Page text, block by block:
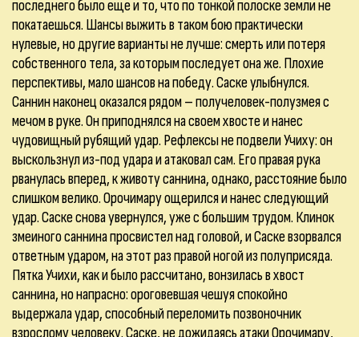
последнего было еще и то, что по тонкой полоске земли не
покатаешься. Шансы выжить в таком бою практически
нулевые, но другие варианты не лучше: смерть или потеря
собственного тела, за которым последует она же. Плохие
перспективы, мало шансов на победу. Саске улыбнулся.
Саннин наконец оказался рядом – получеловек-полузмея с
мечом в руке. Он приподнялся на своем хвосте и нанес
чудовищный рубящий удар. Рефлексы не подвели Учиху: он
выскользнул из-под удара и атаковал сам. Его правая рука
рванулась вперед, к животу саннина, однако, расстояние было
слишком велико. Орочимару ощерился и нанес следующий
удар. Саске снова увернулся, уже с большим трудом. Клинок
змеиного саннина просвистел над головой, и Саске взорвался
ответным ударом, на этот раз правой ногой из полуприсяда.
Пятка Учихи, как и было рассчитано, вонзилась в хвост
саннина, но напрасно: ороговевшая чешуя спокойно
выдержала удар, способный переломить позвоночник
взрослому человеку. Саске, не дожидаясь атаки Орочимару,